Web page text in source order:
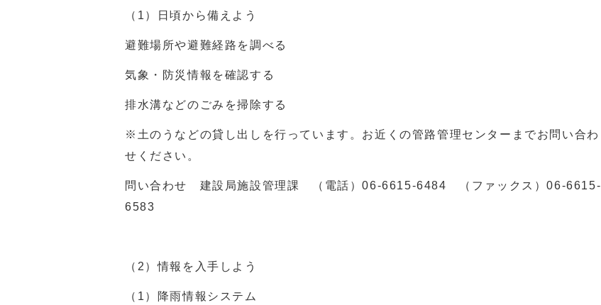
（ 1 ）日頃から備えよう
避難場所や避難経路を調べる
気象・防災情報を確認する
排水溝などのごみを掃除する
※土のうなどの貸し出しを行っています。お近くの管路管理センターまでお問い合わ
せください。
問い合わせ 建設局施設管理課 （電話）06-6615-6484 （ファックス）06-6615-
6583
（ 2 ）情報を入手しよう
（ 1 ）降雨情報システム